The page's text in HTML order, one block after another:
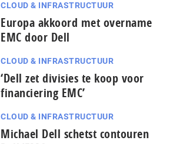
CLOUD & INFRASTRUCTUUR
Europa akkoord met overname
EMC door Dell
CLOUD & INFRASTRUCTUUR
‘Dell zet divisies te koop voor
financiering EMC’
CLOUD & INFRASTRUCTUUR
Michael Dell schetst contouren